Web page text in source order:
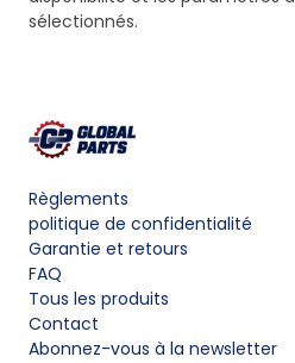
sélectionnés.
Règlements
politique de confidentialité
Garantie et retours
FAQ
Tous les produits
Contact
Abonnez-vous à la newsletter